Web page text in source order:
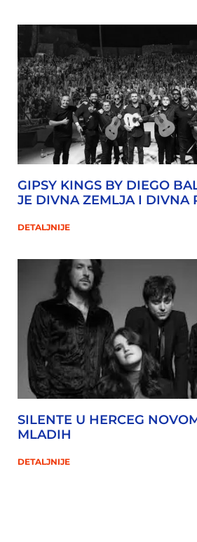
GIPSY KINGS BY DIEGO
JE DIVNA ZEMLJA I DIVNA
DETALJNIJE
SILENTE U HERCEG
MLADIH
DETALJNIJE